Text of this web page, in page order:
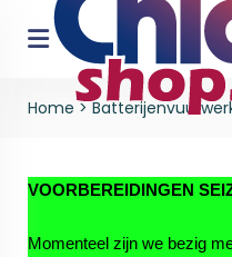
Home >
VOORBEREIDINGEN
Momenteel zijn we bezig